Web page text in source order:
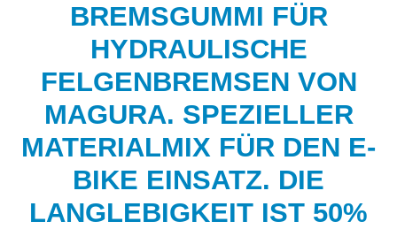
BREMSGUMMI FÜR
HYDRAULISCHE
FELGENBREMSEN VON
MAGURA. SPEZIELLER
MATERIALMIX FÜR DEN E-
BIKE EINSATZ. DIE
LANGLEBIGKEIT IST 50%